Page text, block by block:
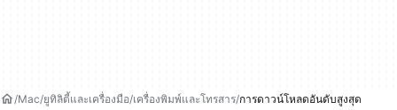
Mac ยูทิลิตี้และเครื่องมือ เครื่องพิมพ์และโทรสาร การดาวน์โหลดอันดับสูงสุด